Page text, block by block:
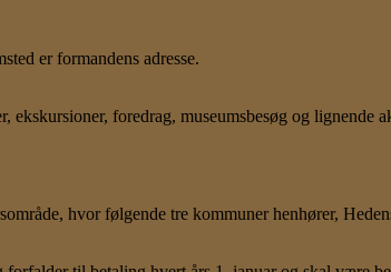
er formandens adresse.
foredrag, museumsbesøg og lignende
hvor følgende tre kommuner henhører,